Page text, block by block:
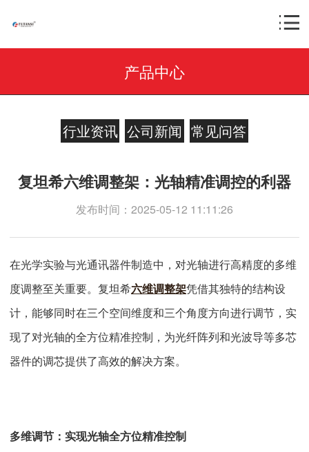
产品中心
行业资讯 公司新闻 常见问答
复坦希六维调整架：光轴精准调控的利器
发布时间：2025-05-12 11:11:26
在光学实验与光通讯器件制造中，对光轴进行高精度的多维
度调整至关重要。复坦希六维调整架凭借其独特的结构设
计，能够同时在三个空间维度和三个角度方向进行调节，实
现了对光轴的全方位精准控制，为光纤阵列和光波导等多芯
器件的调芯提供了高效的解决方案。
多维调节：实现光轴全方位精准控制